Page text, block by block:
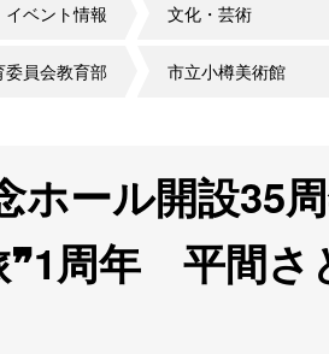
イベント情報 文化・芸術
委員会教育部 市立小樽美術館
ホール開設35
❞1周年 平間さ